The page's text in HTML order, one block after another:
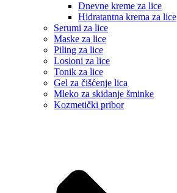
Dnevne kreme za lice
Hidratantna krema za lice
Serumi za lice
Maske za lice
Piling za lice
Losioni za lice
Tonik za lice
Gel za čišćenje lica
Mleko za skidanje šminke
Kozmetički pribor